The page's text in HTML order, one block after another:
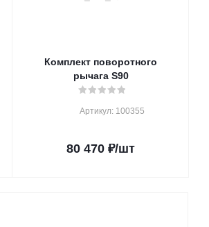
Комплект поворотного
рычага S90
Артикул: 100355
80 470 ₽/шт